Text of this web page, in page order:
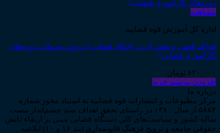
مشاهده
اداره کل آموزش قوه قضاییه
قواعد فقهی و نقش آن در احکام قضایی (دروس پودمانی دوره‌های
کارآموزی قضایی)
۶۲۰,۰۰۰ تومان
افزودن به سبد خرید
درباره ما
مرکز مطبوعات و انتشارات قوه قضاییه به استناد مجوز شماره
۵۸۸۴ از سال ۱۳۸۰ در راستای تحقق اهداف سند چشم‌انداز بیست
ساله کشور و سیاست‌های کلی دستگاه قضایی مبنی بر ارتقاء دانش
حقوقی جامعه و ترویج فرهنگ قانونمداری (بند ۱۶ و ۱۰) ابلاغیه